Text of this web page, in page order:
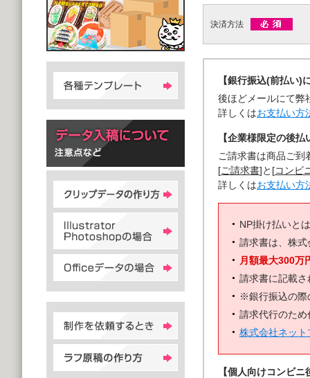
決済方法
【銀行振込(前払い)
後ほどメールにて弊
詳しくはお支払い方
【企業様限定の後
ご請求書は商品ご到
[ご請求書]と[コンビ
詳しくはお支払い方
NP掛け払いと
請求書は、株
月額最大300万
請求書に記載
※銀行振込の際
請求代行のた
株式会社ネッ
【個人向けコンビニ